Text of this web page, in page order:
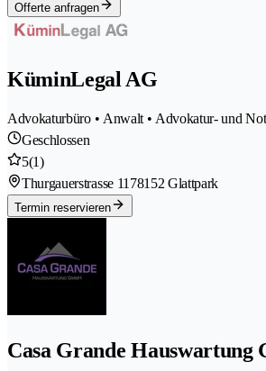
Offerte anfragen
KüminLegal AG
Advokaturbüro • Anwalt • Advokatur- und
Geschlossen
5(1)
Thurgauerstrasse 1178152 Glattpark
Termin reservieren
Casa Grande Hauswartung